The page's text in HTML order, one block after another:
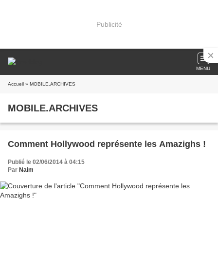
Publicité
MENU
Accueil » MOBILE.ARCHIVES
MOBILE.ARCHIVES
Comment Hollywood représente les Amazighs !
Publié le 02/06/2014 à 04:15
Par Naim